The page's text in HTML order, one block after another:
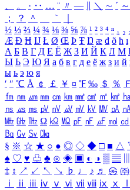
、
。 · ‥ … ¨ 〃 ― ＼ ∼ ´ ～
；
？ ＾ ｀
½ ⅓ ⅔ ¼ ¾ ⅛ ⅜ ⅝ ⅞ ¹ ² ³ ⁴ ⁿ ₁ ₂
Æ Ð Ħ Ĳ Ł Ø Œ Þ Ŧ Ŋ æ đ ð ħ ı
А Б В Г Д Е Ё Ж З И Й К Л М
Ы Ь Э Ю Я а б в г д е ё ж з и й
ы ь э ю я
′ ″ ℃ Å ￠ ￡ ￥ ¤ ℉ ‰ ＄ ％ Ｆ
㎙ ㎚ ㎛ ㎜ ㎝ ㎞ ㎟ ㎠ ㎡ ㎢ ㏊
㎱ ㎲ ㎳ ㎴ ㎵ ㎶ ㎷ ㎸ ㎹ ㎀ ㎁
㎒ ㎓ ㎔ Ω ㏀ ㏁ ㎊ ㎋ ㎌ ㏖ ㏅
㏃ ㏉ ㏜ ㏆
§ ※ ☆ ★ ○ ● ◎ ◇ ◆ □ ■ △
♠ ♡ ♥ ♧ ♣ ⊙ ◈ ▣ ◐ ◑ ▒ ▤
‡ ↕ ↗ ↙ ↖ ↘ ♭ ♩ ♪ ♬ ㉿ ㈜
ⅰ
ⅱ ⅲ ⅳ ⅴ ⅵ ⅶ ⅷ ⅸ ⅹ